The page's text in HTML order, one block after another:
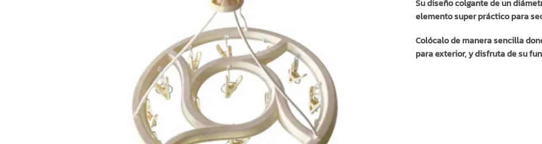
Su diseño colgante de un
elemento super práctico para
Colócalo de manera sencilla
para exterior, y disfruta de su